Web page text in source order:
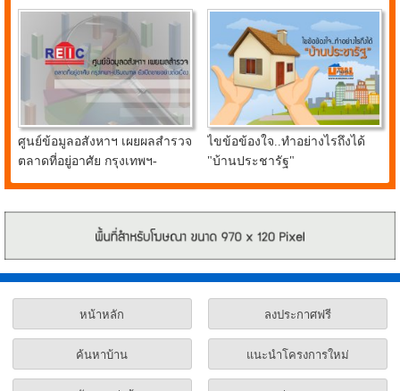
ศูนย์ข้อมูลอสังหาฯ เผยผลสำรวจ
ตลาดที่อยู่อาศัย กรุงเทพฯ-
ปริมณฑล ยังเปิดขายอย่างต่อ
ไขข้อข้องใจ..ทำอย่างไรถึงได้
"บ้านประชารัฐ"
หน้าหลัก ลงประกาศฟรี
ค้นหาบ้าน แนะนำโครงการใหม่